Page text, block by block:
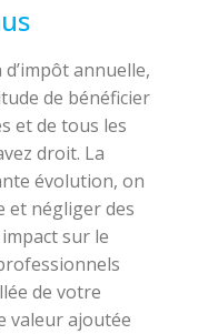
annuelle,
de bénéficier
et de tous les
droit. La
évolution, on
et négliger des
sur le
de votre
valeur ajoutée